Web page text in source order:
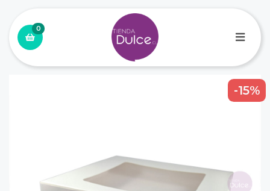
0
-15%